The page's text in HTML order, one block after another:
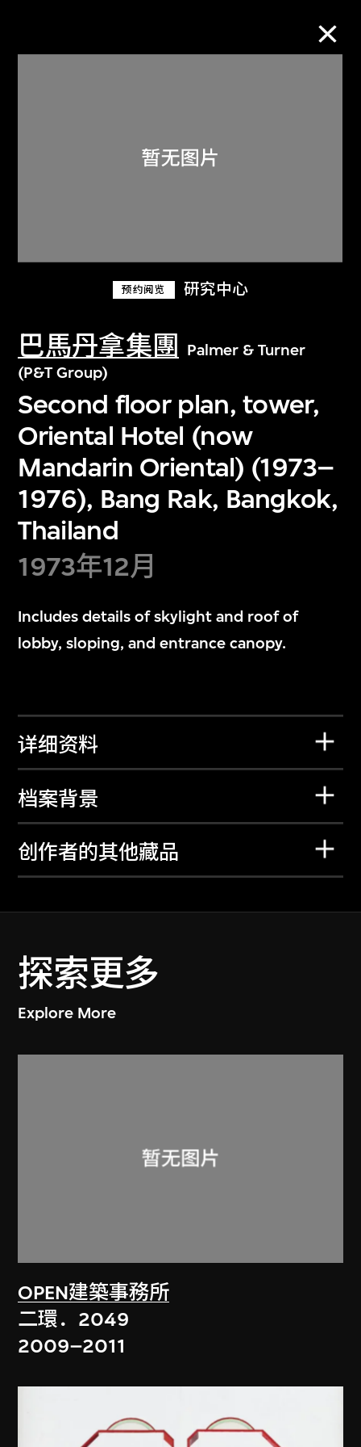
预约阅览 研究中心
巴馬丹拿集團
Palmer & Turner
(P&T Group)
Second floor plan, tower,
Oriental Hotel (now
Mandarin Oriental) (1973–
1976), Bang Rak, Bangkok,
Thailand
1973年12月
Includes details of skylight and roof of
lobby, sloping, and entrance canopy.
详细资料
档案背景
创作者的其他藏品
探索更多
Explore More
OPEN建築事務所
二環．2049
2009–2011
关于M+藏品
探索世界顶级的二十及二十一世纪视觉
文化藏品。